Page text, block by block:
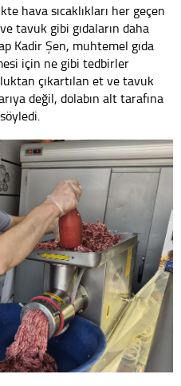
hava sıcaklıkları her geçen
tavuk gibi gıdaların daha
Kadir Şen, muhtemel gıda
için ne gibi tedbirler
çıkartılan et ve tavuk
değil, dolabın alt tarafına